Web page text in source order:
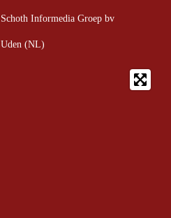
Schoth Informedia Groep bv
Uden (NL)